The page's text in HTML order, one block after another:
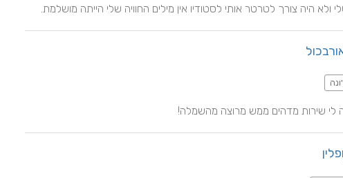
היה צורך לטרטר אותי לסטודיו אין מילים החוויה שלי הייתה מושלמת.
לי שירות מדהים ממש מרוצה מהשמלה!